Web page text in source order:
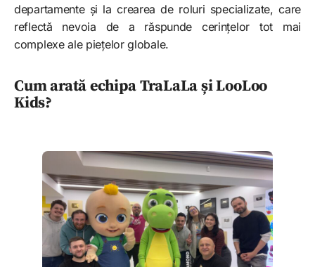
departamente și la crearea de roluri specializate, care
reflectă nevoia de a răspunde cerințelor tot mai
complexe ale piețelor globale.
Cum arată echipa TraLaLa și LooLoo
Kids?